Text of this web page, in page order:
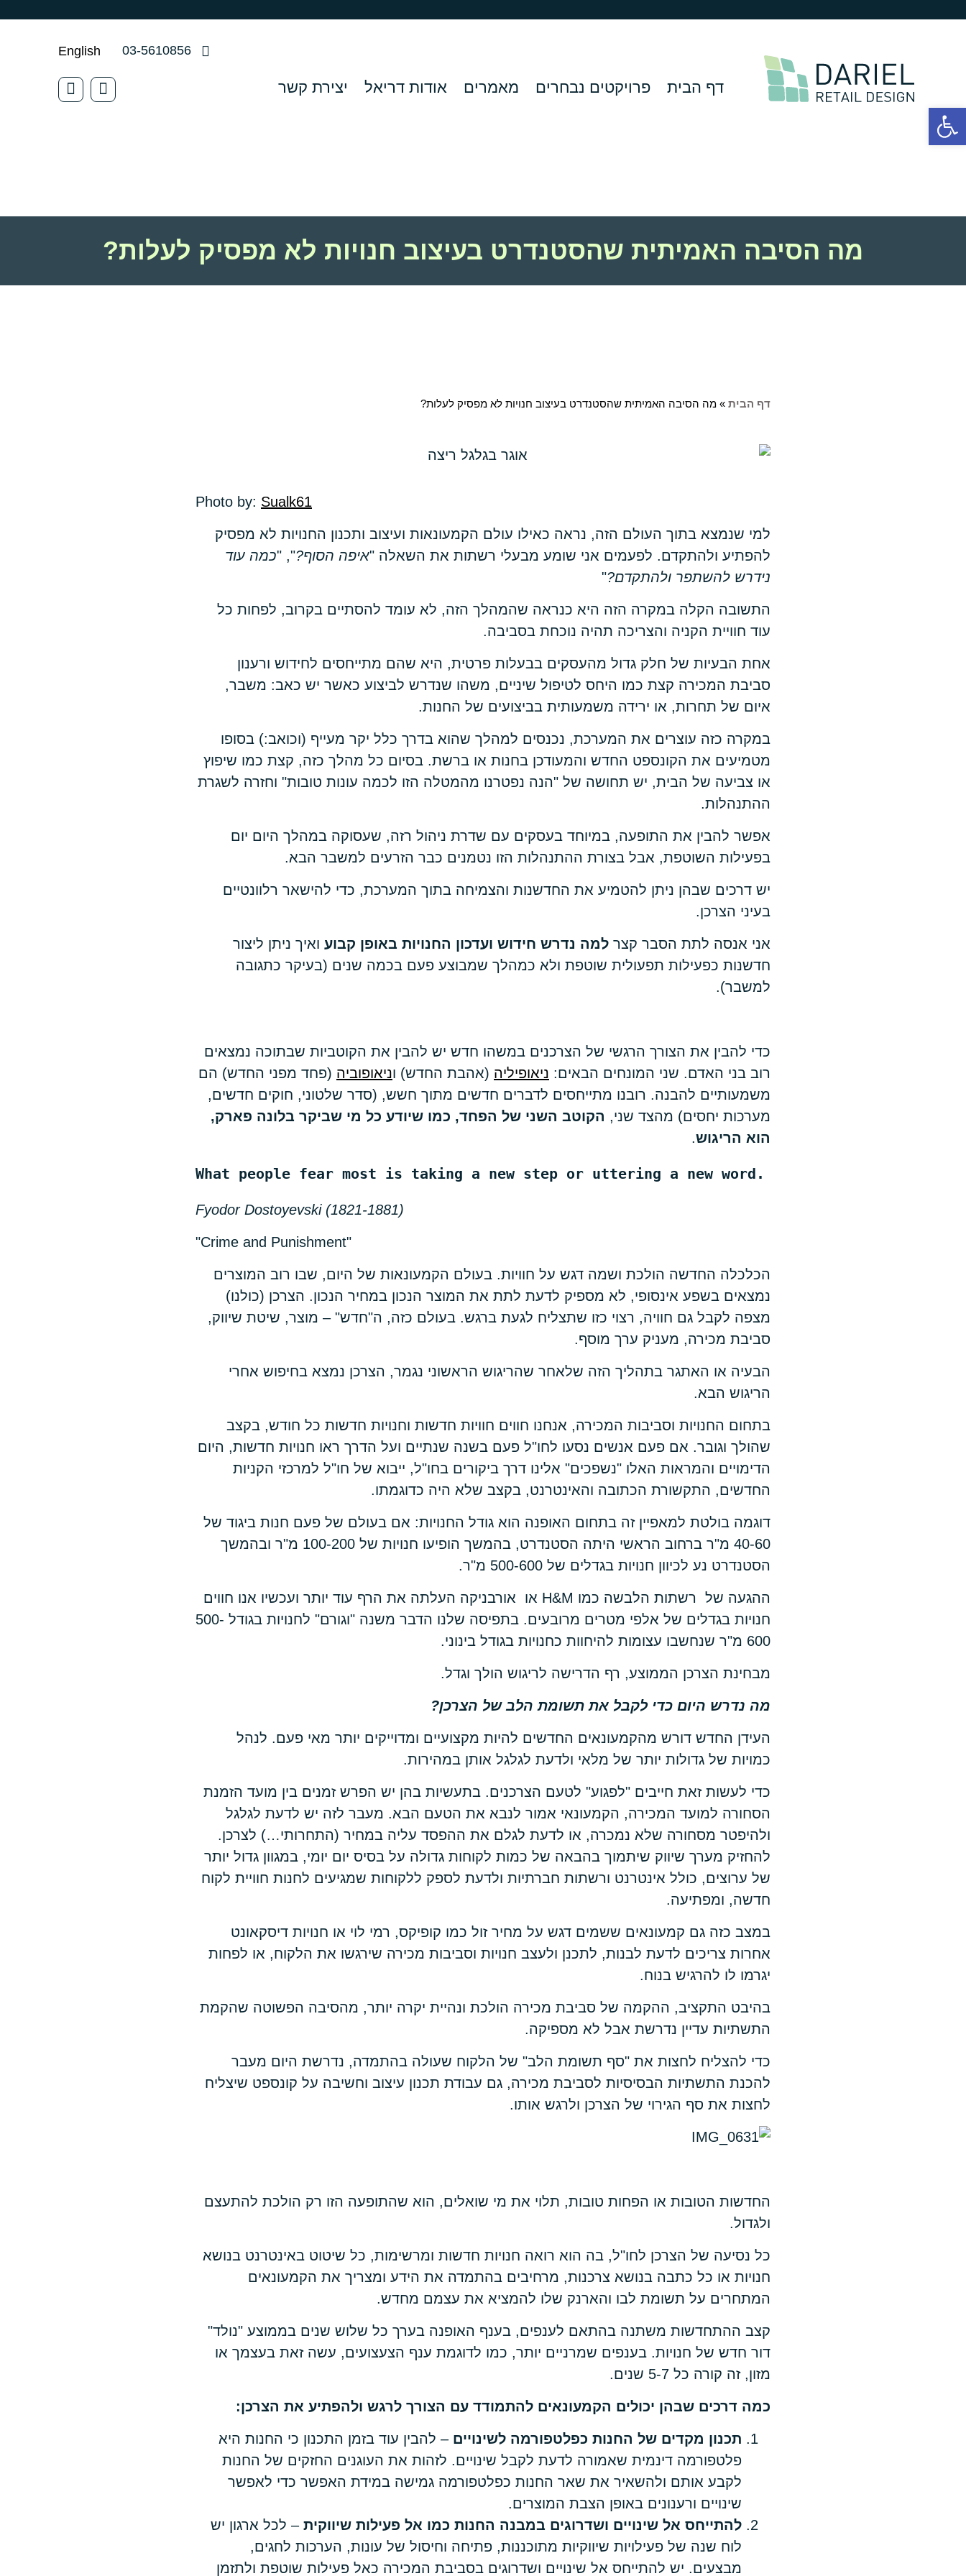
פתח סרגל נגישות
דף הבית פרויקטים נבחרים מאמרים אודות דריאל יצירת קשר
03-5610856
English
מה הסיבה האמיתית שהסטנדרט בעיצוב חנויות לא מפסיק לעלות?
דף הבית » מה הסיבה האמיתית שהסטנדרט בעיצוב חנויות לא מפסיק לעלות?
Photo by: Sualk61
למי שנמצא בתוך העולם הזה, נראה כאילו עולם הקמעונאות ועיצוב ותכנון החנויות לא מפסיק
להפתיע ולהתקדם. לפעמים אני שומע מבעלי רשתות את השאלה "איפה הסוף?", "כמה עוד
נידרש להשתפר ולהתקדם?"
התשובה הקלה במקרה הזה היא כנראה שהמהלך הזה, לא עומד להסתיים בקרוב, לפחות כל
עוד חוויית הקניה והצריכה תהיה נוכחת בסביבה.
אחת הבעיות של חלק גדול מהעסקים בבעלות פרטית, היא שהם מתייחסים לחידוש ורענון
סביבת המכירה קצת כמו היחס לטיפול שיניים, משהו שנדרש לביצוע כאשר יש כאב: משבר,
איום של תחרות, או ירידה משמעותית בביצועים של החנות.
במקרה כזה עוצרים את המערכת, נכנסים למהלך שהוא בדרך כלל יקר מעייף (וכואב:) בסופו
מטמיעים את הקונספט החדש והמעודכן בחנות או ברשת. בסיום כל מהלך כזה, קצת כמו שיפוץ
או צביעה של הבית, יש תחושה של "הנה נפטרנו מהמטלה הזו לכמה עונות טובות" וחזרה לשגרת
ההתנהלות.
אפשר להבין את התופעה, במיוחד בעסקים עם שדרת ניהול רזה, שעסוקה במהלך היום יום
בפעילות השוטפת, אבל בצורת ההתנהלות הזו נטמנים כבר הזרעים למשבר הבא.
יש דרכים שבהן ניתן להטמיע את החדשנות והצמיחה בתוך המערכת, כדי להישאר רלוונטיים
בעיני הצרכן.
אני אנסה לתת הסבר קצר למה נדרש חידוש ועדכון החנויות באופן קבוע ואיך ניתן ליצור
חדשנות כפעילות תפעולית שוטפת ולא כמהלך שמבוצע פעם בכמה שנים (בעיקר כתגובה
למשבר).
כדי להבין את הצורך הרגשי של הצרכנים במשהו חדש יש להבין את הקוטביות שבתוכה נמצאים
רוב בני האדם. שני המונחים הבאים: ניאופיליה (אהבת החדש) וניאופוביה (פחד מפני החדש) הם
משמעותיים להבנה. רובנו מתייחסים לדברים חדשים מתוך חשש, (סדר שלטוני, חוקים חדשים,
מערכות יחסים) מהצד שני, הקוטב השני של הפחד, כמו שיודע כל מי שביקר בלונה פארק,
הוא הריגוש.
What people fear most is taking a new step or uttering a new word.
Fyodor Dostoyevski (1821-1881)
"Crime and Punishment"
הכלכלה החדשה הולכת ושמה דגש על חוויות. בעולם הקמעונאות של היום, שבו רוב המוצרים
נמצאים בשפע אינסופי, לא מספיק לדעת לתת את המוצר הנכון במחיר הנכון. הצרכן (כולנו)
מצפה לקבל גם חוויה, רצוי כזו שתצליח לגעת ברגש. בעולם כזה, ה"חדש" – מוצר, שיטת שיווק,
סביבת מכירה, מעניק ערך מוסף.
הבעיה או האתגר בתהליך הזה שלאחר שהריגוש הראשוני נגמר, הצרכן נמצא בחיפוש אחרי
הריגוש הבא.
בתחום החנויות וסביבות המכירה, אנחנו חווים חוויות חדשות וחנויות חדשות כל חודש, בקצב
שהולך וגובר. אם פעם אנשים נסעו לחו"ל פעם בשנה שנתיים ועל הדרך ראו חנויות חדשות, היום
הדימויים והמראות האלו "נשפכים" אלינו דרך ביקורים בחו"ל, ייבוא של חו"ל למרכזי הקניות
החדשים, התקשורת הכתובה והאינטרנט, בקצב שלא היה כדוגמתו.
דוגמה בולטת למאפיין זה בתחום האופנה הוא גודל החנויות: אם בעולם של פעם חנות ביגוד של
40-60 מ"ר ברחוב הראשי היתה הסטנדרט, בהמשך הופיעו חנויות של 100-200 מ"ר ובהמשך
הסטנדרט נע לכיוון חנויות בגדלים של 500-600 מ"ר.
ההגעה של רשתות הלבשה כמו H&M או אורבניקה העלתה את הרף עוד יותר ועכשיו אנו חווים
חנויות בגדלים של אלפי מטרים מרובעים. בתפיסה שלנו הדבר משנה "וגורם" לחנויות בגודל 500-
600 מ"ר שנחשבו עצומות להיחוות כחנויות בגודל בינוני.
מבחינת הצרכן הממוצע, רף הדרישה לריגוש הולך וגדל.
מה נדרש היום כדי לקבל את תשומת הלב של הצרכן?
העידן החדש דורש מהקמעונאים החדשים להיות מקצועיים ומדוייקים יותר מאי פעם. לנהל
כמויות של גדולות יותר של מלאי ולדעת לגלגל אותן במהירות.
כדי לעשות זאת חייבים "לפגוע" לטעם הצרכנים. בתעשיות בהן יש הפרש זמנים בין מועד הזמנת
הסחורה למועד המכירה, הקמעונאי אמור לנבא את הטעם הבא. מעבר לזה יש לדעת לגלגל
ולהיפטר מסחורה שלא נמכרה, או לדעת לגלם את ההפסד עליה במחיר (התחרותי…) לצרכן.
להחזיק מערך שיווק שיתמוך בהבאה של כמות לקוחות גדולה על בסיס יום יומי, במגוון גדול יותר
של ערוצים, כולל אינטרנט ורשתות חברתיות ולדעת לספק ללקוחות שמגיעים לחנות חוויית לקוח
חדשה, ומפתיעה.
במצב כזה גם קמעונאים ששמים דגש על מחיר זול כמו קופיקס, רמי לוי או חנויות דיסקאונט
אחרות צריכים לדעת לבנות, לתכנן ולעצב חנויות וסביבות מכירה שירגשו את הלקוח, או לפחות
יגרמו לו להרגיש בנוח.
בהיבט התקציב, ההקמה של סביבת מכירה הולכת ונהיית יקרה יותר, מהסיבה הפשוטה שהקמת
התשתיות עדיין נדרשת אבל לא מספיקה.
כדי להצליח לחצות את "סף תשומת הלב" של הלקוח שעולה בהתמדה, נדרשת היום מעבר
להכנת התשתיות הבסיסיות לסביבת מכירה, גם עבודת תכנון עיצוב וחשיבה על קונספט שיצליח
לחצות את סף הגירוי של הצרכן ולרגש אותו.
החדשות הטובות או הפחות טובות, תלוי את מי שואלים, הוא שהתופעה הזו רק הולכת להתעצם
ולגדול.
כל נסיעה של הצרכן לחו"ל, בה הוא רואה חנויות חדשות ומרשימות, כל שיטוט באינטרנט בנושא
חנויות או כל כתבה בנושא צרכנות, מרחיבים בהתמדה את הידע ומצריך את הקמעונאים
המתחרים על תשומת לבו והארנק שלו להמציא את עצמם מחדש.
קצב ההתחדשות משתנה בהתאם לענפים, בענף האופנה בערך כל שלוש שנים בממוצע "נולד"
דור חדש של חנויות. בענפים שמרניים יותר, כמו לדוגמת ענף הצעצועים, עשה זאת בעצמך או
מזון, זה קורה כל 5-7 שנים.
כמה דרכים שבהן יכולים הקמעונאים להתמודד עם הצורך לרגש ולהפתיע את הצרכן:
תכנון מקדים של החנות כפלטפורמה לשינויים – להבין עוד בזמן התכנון כי החנות היא
פלטפורמה דינמית שאמורה לדעת לקבל שינויים. לזהות את העוגנים החזקים של החנות
לקבע אותם ולהשאיר את שאר החנות כפלטפורמה גמישה במידת האפשר כדי לאפשר
שינויים ורענונים באופן הצבת המוצרים.
להתייחס אל שינויים ושדרוגים במבנה החנות כמו אל פעילות שיווקית – לכל ארגון יש
לוח שנה של פעילויות שיווקיות מתוכננות, פתיחה וחיסול של עונות, הערכות לחגים,
מבצעים. יש להתייחס אל שינויים ושדרוגים בסביבת המכירה כאל פעילות שוטפת ולתזמן